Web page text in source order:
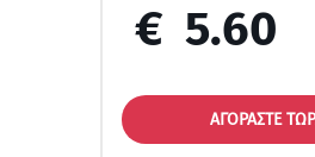
€ 5.60
ΑΓΟΡΑΣΤΕ